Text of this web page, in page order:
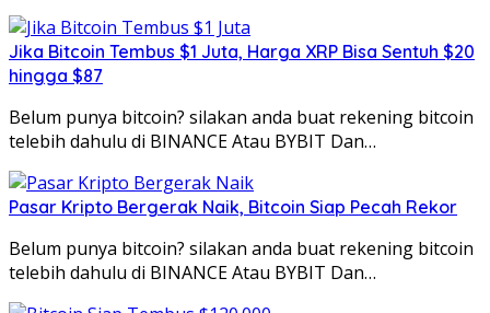
Jika Bitcoin Tembus $1 Juta, Harga XRP Bisa Sentuh $20
hingga $87
Belum punya bitcoin? silakan anda buat rekening bitcoin
telebih dahulu di BINANCE Atau BYBIT Dan…
Pasar Kripto Bergerak Naik, Bitcoin Siap Pecah Rekor
Belum punya bitcoin? silakan anda buat rekening bitcoin
telebih dahulu di BINANCE Atau BYBIT Dan…